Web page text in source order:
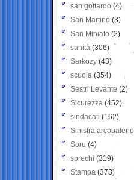
san gottardo (4)
San Martino (3)
San Miniato (2)
sanità (306)
Sarkozy (43)
scuola (354)
Sestri Levante (2)
Sicurezza (452)
sindacati (162)
Sinistra arcobaleno
Soru (4)
sprechi (319)
Stampa (373)